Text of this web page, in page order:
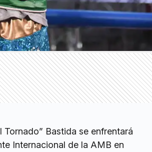
Bastida se enfrentará
Internacional de la AMB en